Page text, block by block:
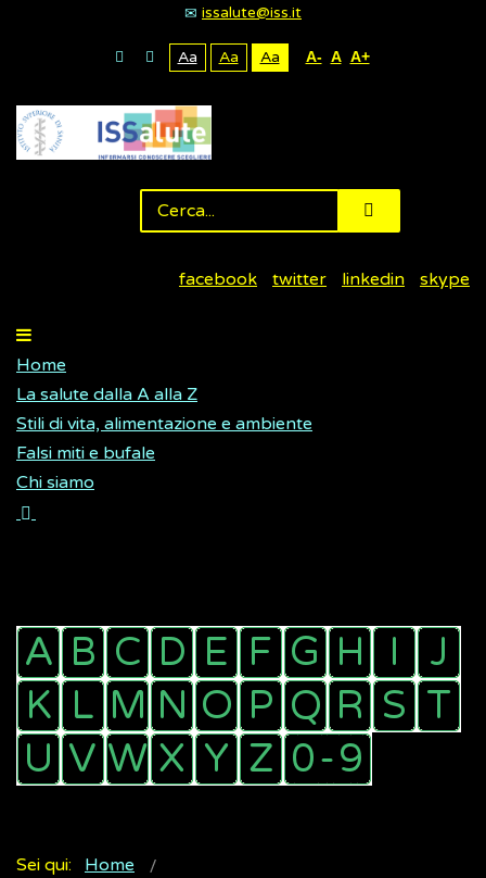
issalute@iss.it
Aa Aa Aa A- A A+
facebook twitter linkedin skype
Home
La salute dalla A alla Z
Stili di vita, alimentazione e ambiente
Falsi miti e bufale
Chi siamo
Sei qui:
Home